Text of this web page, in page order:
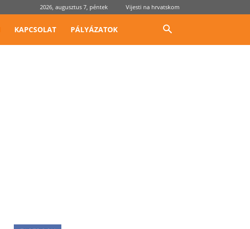
2026, augusztus 7, péntek Vijesti na hrvatskom
KAPCSOLAT PÁLYÁZATOK